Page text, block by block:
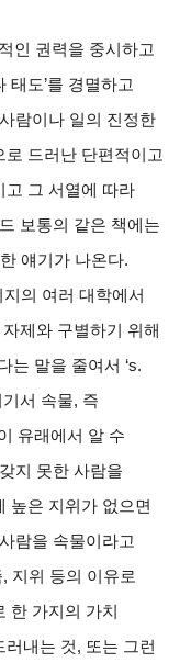
인 권력을 중시하고
태도’를 경멸하고
람이나 일의 진정한
드러난 단편적이고
고 그 서열에 따라
보통의 같은 책에는
얘기가 나온다.
의 여러 대학에서
제와 구별하기 위해
는 말을 줄여서 ‘s.
서 속물, 즉
유래에서 알 수
지 못한 사람을
높은 지위가 없으면
람을 속물이라고
지위 등의 이유로
한 가지의 가치
내는 것, 또는 그런